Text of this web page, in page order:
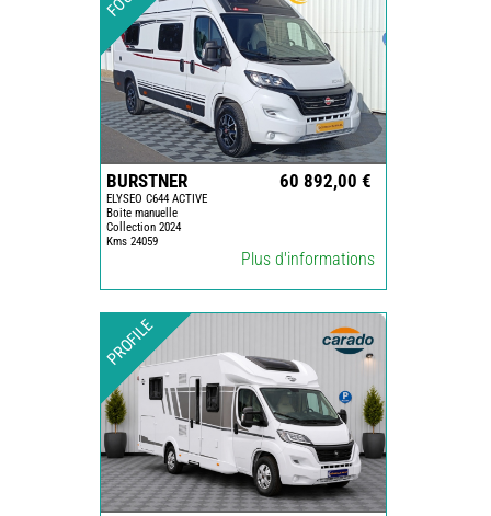
BURSTNER
ELYSEO C644 ACTIVE
Boite manuelle
Collection 2024
Kms 24059
60 892,00 €
Plus d'informations
PROFILE